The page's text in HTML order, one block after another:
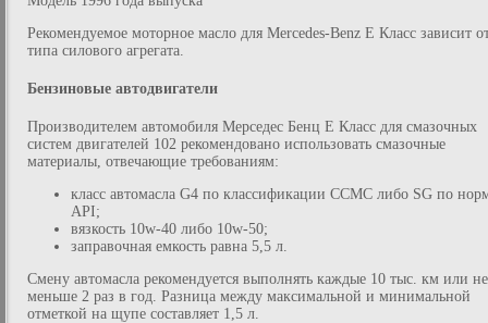
Рекомендуемое моторное масло для Mercedes-Benz E Класс зависит
типа силового агрегата.
Бензиновые автодвигатели
Производителем автомобиля Мерседес Бенц Е Класс для смазочных
систем двигателей 102 рекомендовано использовать смазочные
материалы, отвечающие требованиям:
класс автомасла G4 по классификации CCMC либо SG по
API;
вязкость 10w-40 либо 10w-50;
заправочная емкость равна 5,5 л.
Смену автомасла рекомендуется выполнять каждые 10 тыс. км или не
меньше 2 раз в год. Разница между максимальной и минимальной
отметкой на щупе составляет 1,5 л.